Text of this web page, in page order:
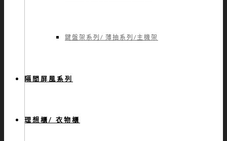
鍵盤架系列/ 薄抽系列/主機架
隔間屏風系列
理想櫃/ 衣物櫃